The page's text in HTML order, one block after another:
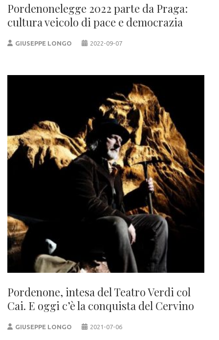
Pordenonelegge 2022 parte da Praga:
cultura veicolo di pace e democrazia
GIUSEPPE LONGO 2022-09-07
Pordenone, intesa del Teatro Verdi col
Cai. E oggi c’è la conquista del Cervino
GIUSEPPE LONGO 2021-07-06